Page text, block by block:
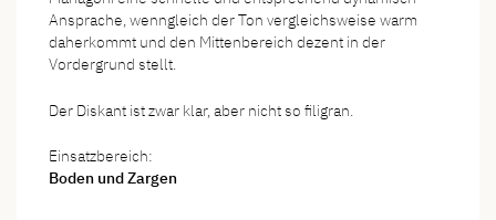
Ansprache, wenngleich der Ton vergleichsweise warm
daherkommt und den Mittenbereich dezent in der
Vordergrund stellt.
Der Diskant ist zwar klar, aber nicht so filigran.
Einsatzbereich:
Boden und Zargen